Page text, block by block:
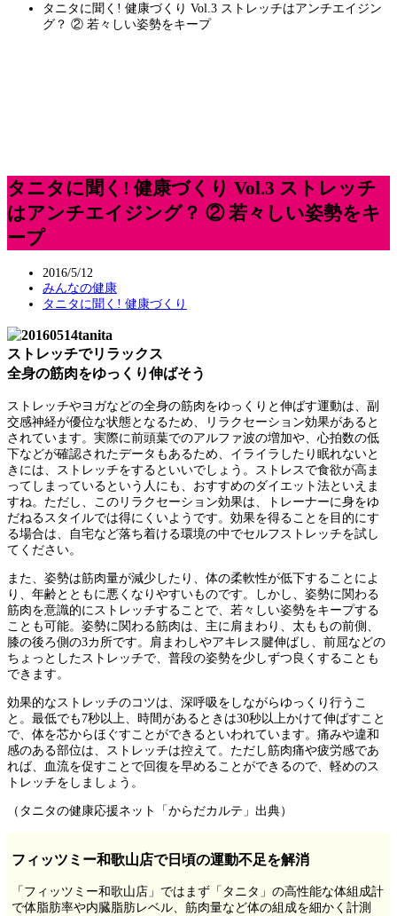
タニタに聞く! 健康づくり Vol.3 ストレッチはアンチエイジン
グ？ ② 若々しい姿勢をキープ
タニタに聞く! 健康づくり Vol.3 ストレッチ
はアンチエイジング？ ② 若々しい姿勢をキ
ープ
2016/5/12
みんなの健康
タニタに聞く! 健康づくり
ストレッチでリラックス
全身の筋肉をゆっくり伸ばそう
ストレッチやヨガなどの全身の筋肉をゆっくりと伸ばす運動は、副
交感神経が優位な状態となるため、リラクセーション効果があると
されています。実際に前頭葉でのアルファ波の増加や、心拍数の低
下などが確認されたデータもあるため、イライラしたり眠れないと
きには、ストレッチをするといいでしょう。ストレスで食欲が高ま
ってしまっているという人にも、おすすめのダイエット法といえま
すね。ただし、このリラクセーション効果は、トレーナーに身をゆ
だねるスタイルでは得にくいようです。効果を得ることを目的にす
る場合は、自宅など落ち着ける環境の中でセルフストレッチを試し
てください。
また、姿勢は筋肉量が減少したり、体の柔軟性が低下することによ
り、年齢とともに悪くなりやすいものです。しかし、姿勢に関わる
筋肉を意識的にストレッチすることで、若々しい姿勢をキープする
ことも可能。姿勢に関わる筋肉は、主に肩まわり、太ももの前側、
膝の後ろ側の3カ所です。肩まわしやアキレス腱伸ばし、前屈などの
ちょっとしたストレッチで、普段の姿勢を少しずつ良くすることも
できます。
効果的なストレッチのコツは、深呼吸をしながらゆっくり行うこ
と。最低でも7秒以上、時間があるときは30秒以上かけて伸ばすこと
で、体を芯からほぐすことができるといわれています。痛みや違和
感のある部位は、ストレッチは控えて。ただし筋肉痛や疲労感であ
れば、血流を促すことで回復を早めることができるので、軽めのス
トレッチをしましょう。
（タニタの健康応援ネット「からだカルテ」出典）
フィッツミー和歌山店で日頃の運動不足を解消
「フィッツミー和歌山店」ではまず「タニタ」の高性能な体組成計
で体脂肪率や内臓脂肪レベル、筋肉量など体の組成を細かく計測